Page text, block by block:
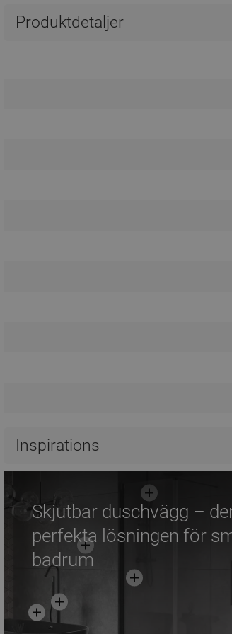
Produktdetaljer
Inspirations
Skjutbar duschvägg –
perfekta lösningen för
badrum